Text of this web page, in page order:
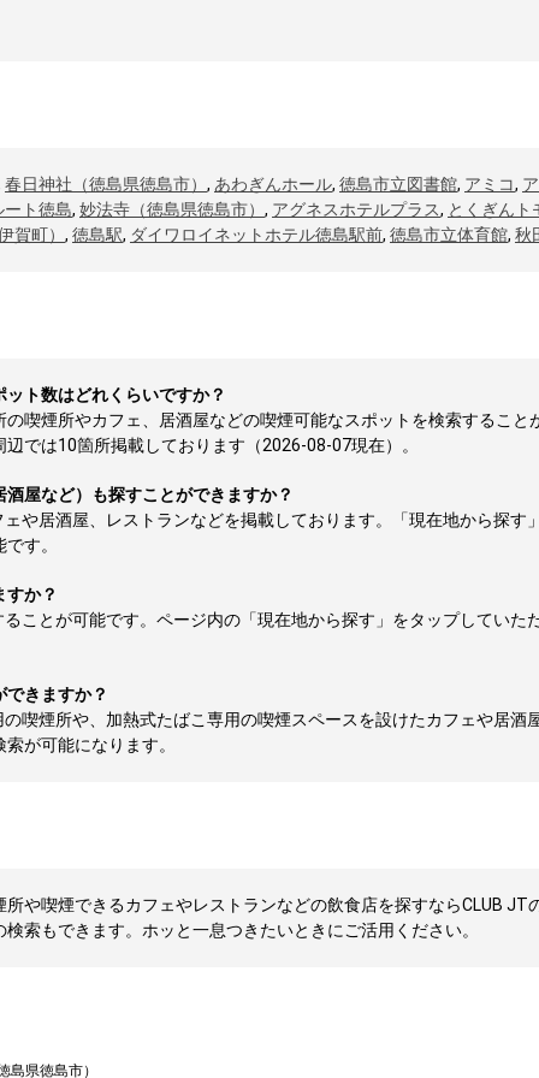
春日神社（徳島県徳島市） , あわぎんホール, 徳島市立図書館, アミコ,
ト徳島, 妙法寺（徳島県徳島市） , アグネスホテルプラス, とくぎんト
賀町） , 徳島駅, ダイワロイネットホテル徳島駅前, 徳島市立体育館, 秋
ト数はどれくらいですか？
喫煙所やカフェ、居酒屋などの喫煙可能なスポットを検索するこ
では10箇所掲載しております（2026-08-07現在）。
屋など）も探すことができますか？
や居酒屋、レストランなどを掲載しております。「現在地から探す
す。
すか？
ことが可能です。ページ内の「現在地から探す」をタップしていた
きますか？
喫煙所や、加熱式たばこ専用の喫煙スペースを設けたカフェや居酒
が可能になります。
や喫煙できるカフェやレストランなどの飲食店を探すならCLUB JT
索もできます。ホッと一息つきたいときにご活用ください。
島県徳島市）